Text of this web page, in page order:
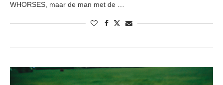
WHORSES, maar de man met de …